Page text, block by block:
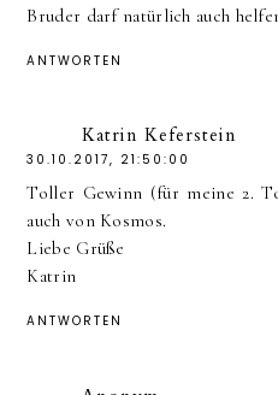
Bruder darf natürlich auch
ANTWORTEN
Katrin Keferstein
30.10.2017, 21:50:00
Toller Gewinn (für meine 2.
auch von Kosmos.
Liebe Grüße
Katrin
ANTWORTEN